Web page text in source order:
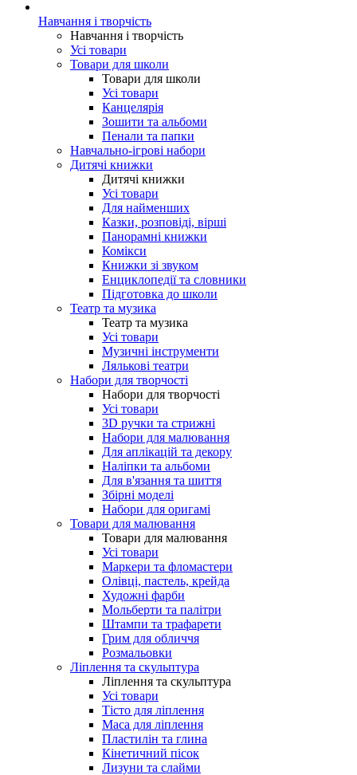
Навчання і творчість
Навчання і творчість
Усі товари
Товари для школи
Товари для школи
Усі товари
Канцелярія
Зошити та альбоми
Пенали та папки
Навчально-ігрові набори
Дитячі книжки
Дитячі книжки
Усі товари
Для найменших
Казки, розповіді, вірші
Панорамні книжки
Комікси
Книжки зі звуком
Енциклопедії та словники
Підготовка до школи
Театр та музика
Театр та музика
Усі товари
Музичні інструменти
Лялькові театри
Набори для творчості
Набори для творчості
Усі товари
3D ручки та стрижні
Набори для малювання
Для аплікацій та декору
Наліпки та альбоми
Для в'язання та шиття
Збірні моделі
Набори для оригамі
Товари для малювання
Товари для малювання
Усі товари
Маркери та фломастери
Олівці, пастель, крейда
Художні фарби
Мольберти та палітри
Штампи та трафарети
Грим для обличчя
Розмальовки
Ліплення та скульптура
Ліплення та скульптура
Усі товари
Тісто для ліплення
Маса для ліплення
Пластилін та глина
Кінетичний пісок
Лизуни та слайми